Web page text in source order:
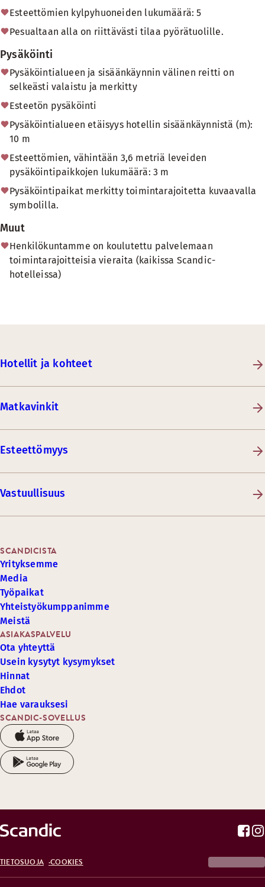
Esteettömien kylpyhuoneiden lukumäärä: 5
Pesualtaan alla on riittävästi tilaa pyörätuolille.
Pysäköinti
Pysäköintialueen ja sisäänkäynnin välinen reitti on
selkeästi valaistu ja merkitty
Esteetön pysäköinti
Pysäköintialueen etäisyys hotellin sisäänkäynnistä (m):
10 m
Esteettömien, vähintään 3,6 metriä leveiden
pysäköintipaikkojen lukumäärä: 3 m
Pysäköintipaikat merkitty toimintarajoitetta kuvaavalla
symbolilla.
Muut
Henkilökuntamme on koulutettu palvelemaan
toimintarajoitteisia vieraita (kaikissa Scandic-
hotelleissa)
Hotellit ja kohteet
Matkavinkit
Esteettömyys
Vastuullisuus
SCANDIC-SOVELLUS
ASIAKASPALVELU
Ota yhteyttä
Usein kysytyt kysymykset
Hinnat
Ehdot
Hae varauksesi
SCANDICISTA
Yrityksemme
Media
Työpaikat
Yhteistyökumppanimme
Meistä
TIETOSUOJA COOKIES